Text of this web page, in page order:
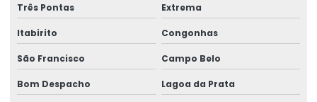
Três Pontas Extrema
Itabirito Congonhas
São Francisco Campo Belo
Bom Despacho Lagoa da Prata